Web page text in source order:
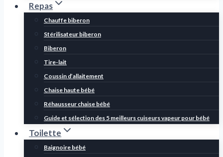
Repas
Chauffe biberon
Stérilisateur biberon
Biberon
Tire-lait
Coussin d’allaitement
Chaise haute bébé
Réhausseur chaise bébé
Guide et sélection des 5 meilleurs cuiseurs vapeur pour bébé
Toilette
Baignoire bébé